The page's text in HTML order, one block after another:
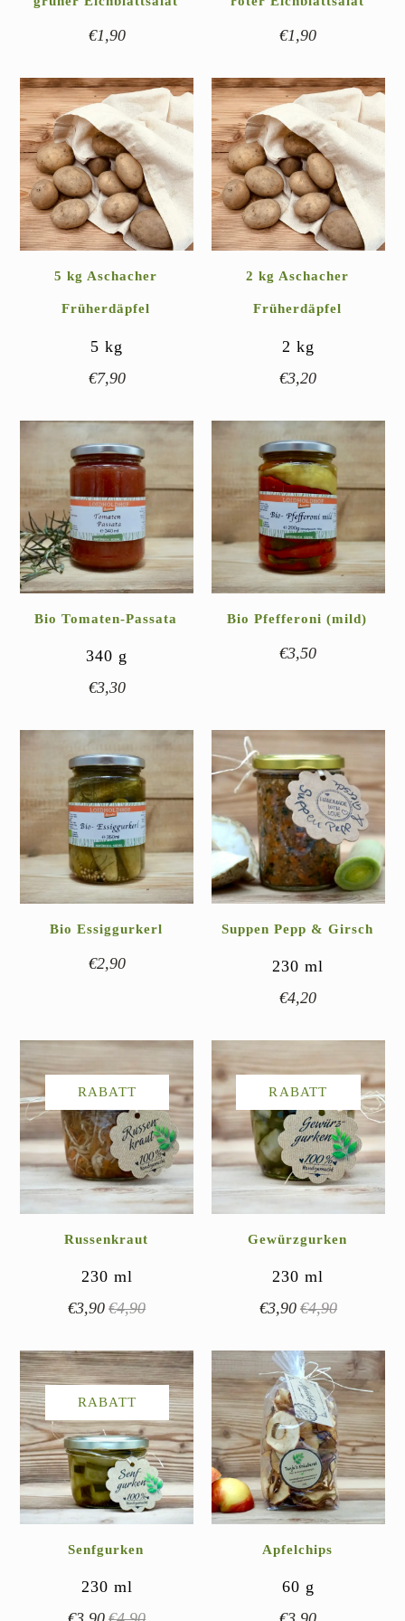
€1,90 €1,90
5 kg Aschacher
Früherdäpfel
5kg
€7,90
2 kg Aschacher
Früherdäpfel
2 kg
€3,20
Bio Tomaten-Passata
340 g
€3,30
Bio Pfefferoni (mild)
€3,50
Bio Essiggurkerl
€2,90
Suppen Pepp & Girsch
230ml
€4,20
RABATT
Russenkraut
230 ml
€4,90
Ursprünglicher
war:
€4,90
€3,90 Aktueller
ist:
€3,90.
RABATT
Gewürzgurken
230ml
€4,90
Ursprünglicher
war:
€4,90
€3,90 Aktueller
ist:
€3,90.
RABATT
Senfgurken
230 ml
Apfelchips
60 g